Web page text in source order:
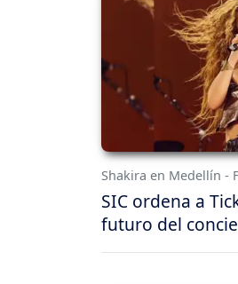
Shakira en Medellín -
SIC ordena a
futuro del